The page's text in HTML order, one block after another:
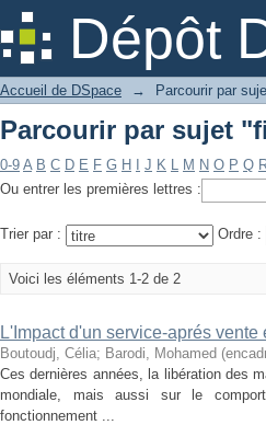
Dépôt
Parcourir par sujet
Accueil de DSpace → Parcourir par
Parcourir par sujet
0-9 A B C D E F G H J K L M N O P Q
Ou entrer les premières lettres :
Trier par : Ordre :
Voici les éléments 1-2 de 2
L'Impact d'un service-aprés
Boutoudj, Célia; Barodi, Mohamed
Ces dernières années, la libération des
mondiale, mais aussi sur le
fonctionnement ...